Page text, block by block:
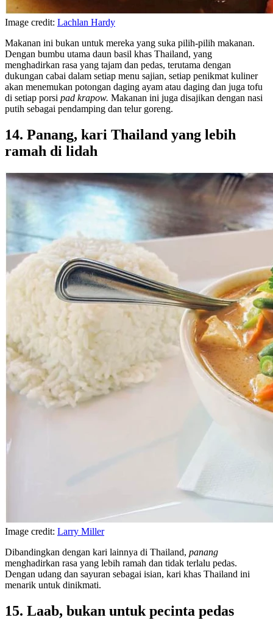
Image credit: Lachlan Hardy
Makanan ini bukan untuk mereka yang suka pilih-pilih makanan.
Dengan bumbu utama daun basil khas Thailand, yang
menghadirkan rasa yang tajam dan pedas, terutama dengan
dukungan cabai dalam setiap menu sajian, setiap penikmat kuliner
akan menemukan potongan daging ayam atau daging dan juga tofu
di setiap porsi pad krapow. Makanan ini juga disajikan dengan nasi
putih sebagai pendamping dan telur goreng.
14. Panang, kari Thailand yang lebih
ramah di lidah
Image credit: Larry Miller
Dibandingkan dengan kari lainnya di Thailand, panang
menghadirkan rasa yang lebih ramah dan tidak terlalu pedas.
Dengan udang dan sayuran sebagai isian, kari khas Thailand ini
menarik untuk dinikmati.
15. Laab, bukan untuk pecinta pedas